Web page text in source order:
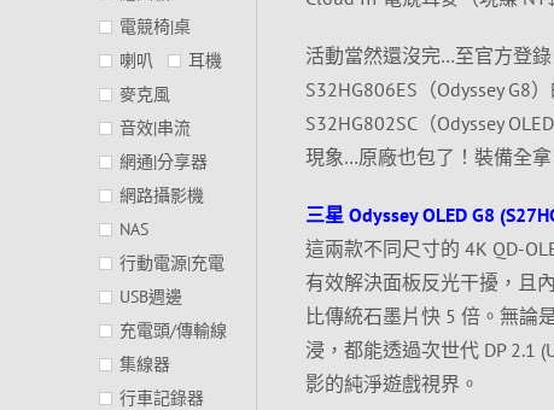
活動當然還沒完…至官方登
S32HG806ES（Odyssey G8
S32HG802SC（Odyssey
現象…原廠也包了！裝備全
三星 Odyssey OLED G8
這兩款不同尺寸的 4K QD-
有效解決面板反光干擾，且
比傳統石墨片快 5 倍。無論
浸，都能透過次世代 DP 2.1
影的純淨遊戲視界。
電競椅|桌
喇叭
耳機
麥克風
音效|串流
網通|分享器
網路攝影機
NAS
行動電源|充電
USB週邊
充電頭/傳輸線
集線器
行車記錄器